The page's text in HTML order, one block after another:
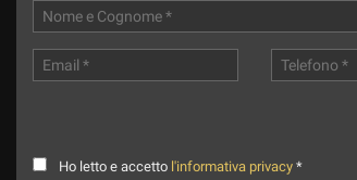
Ho letto e accetto l'informativa privacy *